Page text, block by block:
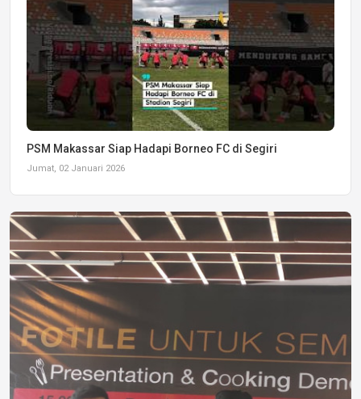
PSM Makassar Siap Hadapi Borneo FC di Segiri
Jumat, 02 Januari 2026